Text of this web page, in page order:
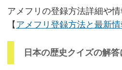
アメフリの登録方法詳細や
【アメフリ登録方法と最新情
日本の歴史クイズの解